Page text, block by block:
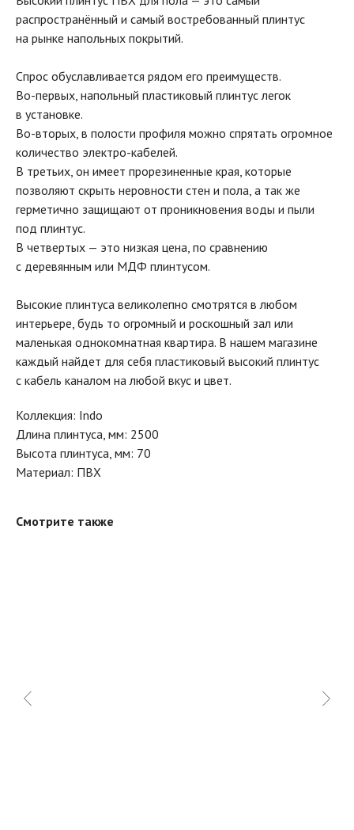
распространённый и самый востребованный плинтус
на рынке напольных покрытий.
Спрос обуславливается рядом его преимуществ.
Во-первых, напольный пластиковый плинтус легок
в установке.
Во-вторых, в полости профиля можно спрятать огромное
количество электро-кабелей.
В третьих, он имеет прорезиненные края, которые
позволяют скрыть неровности стен и пола, а так же
герметично защищают от проникновения воды и пыли
под плинтус.
В четвертых — это низкая цена, по сравнению
с деревянным или МДФ плинтусом.
Высокие плинтуса великолепно смотрятся в любом
интерьере, будь то огромный и роскошный зал или
маленькая однокомнатная квартира. В нашем магазине
каждый найдет для себя пластиковый высокий плинтус
с кабель каналом на любой вкус и цвет.
Коллекция: Indo
Длина плинтуса, мм: 2500
Высота плинтуса, мм: 70
Материал: ПВХ
Смотрите также